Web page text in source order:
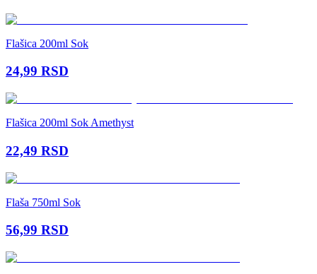
Flašica 200ml Sok
24,99 RSD
Flašica 200ml Sok Amethyst
22,49 RSD
Flaša 750ml Sok
56,99 RSD